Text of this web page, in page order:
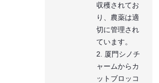
収穫されてお
り、農薬は適
切に管理され
ています。
2. 厦門シノチ
ャームからカ
ットブロッコ